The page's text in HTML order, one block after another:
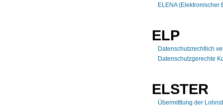
ELENA (Elektronischer
ELP
Datenschutzrechtlich
Datenschutzgerechte
ELSTER
Übermittlung der